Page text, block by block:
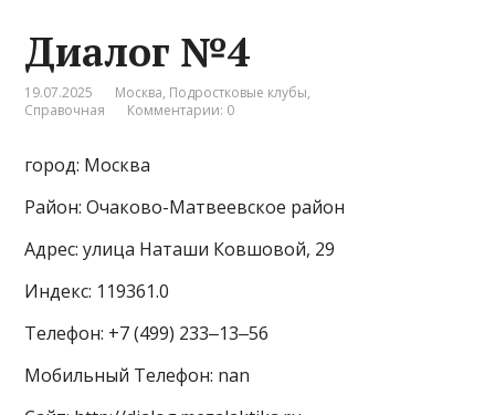
Диалог №4
19.07.2025 Москва, Подростковые клубы,
Справочная
Комментарии: 0
город: Москва
Район: Очаково-Матвеевское район
Адрес: улица Наташи Ковшовой, 29
Индекс: 119361.0
Телефон: +7 (499) 233‒13‒56
Мобильный Телефон: nan